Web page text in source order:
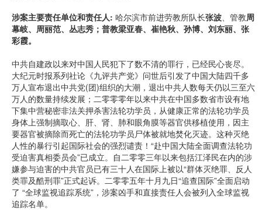
涉案主要责任单位和责任人: 哈尔滨市前进劳教所队长张波、管教周
幕岐、周丽范、丛志秀；普教梁亚春、崔艳秋、孙博、刘东丽、张
彩霞。
中共自建政以来对中国人民犯下了数不清的罪行，已经民心丧尽。
大纪元时报系列社论《九评共产党》问世后引发了中国大陆四千多
万人宣布退出中共党(团)组织的大潮，退出中共人数每天仍以三至六
万人的数量持续发展；二零零零年以来中共在中国多数省市设有地
下集中营秘密非法关押杀害法轮功学员，从健康正常的法轮功学员
身体上强制摘取心、肝、肾、肺和眼角膜等器官供移植使用，因主
要器官被摘除而死亡的法轮功学员尸体被就地焚化灭迹。这种灭绝
人性的暴行引起国际社会的强烈谴责！“赴中国大陆全面调查法轮功
受迫害真相委员会”已成立。自二零零三年以来包括江泽民在内的涉
嫌参与迫害的中共官员已有三十人在国际上被以“群体灭绝罪、反人
类罪及酷刑罪”正式起诉。二零零五年十月九日“追查国际”全面启动
了 “全球监视追踪系统”，涉案凶手和直接责任人会被列入全球监视
追踪名单。